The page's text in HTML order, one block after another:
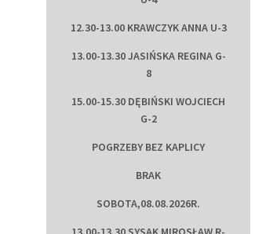
12.30-13.00 KRAWCZYK ANNA U-3
13.00-13.30 JASIŃSKA REGINA G-
8
15.00-15.30 DĘBIŃSKI WOJCIECH
G-2
POGRZEBY BEZ KAPLICY
BRAK
SOBOTA,08.08.2026R.